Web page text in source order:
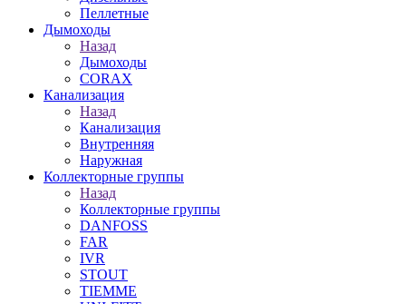
Пеллетные
Дымоходы
Назад
Дымоходы
CORAX
Канализация
Назад
Канализация
Внутренняя
Наружная
Коллекторные группы
Назад
Коллекторные группы
DANFOSS
FAR
IVR
STOUT
TIEMME